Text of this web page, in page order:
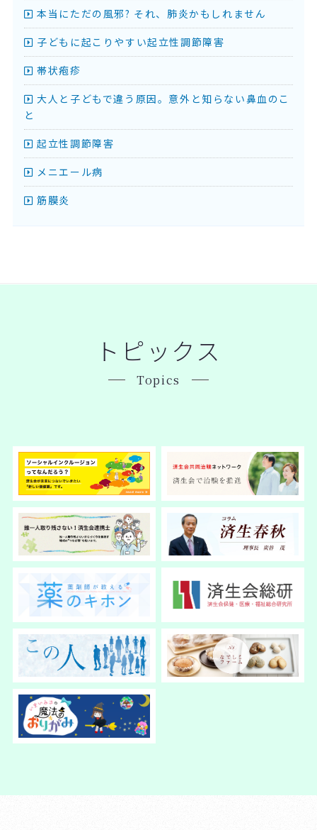
本当にただの風邪? それ、肺炎かもしれません
子どもに起こりやすい起立性調節障害
帯状疱疹
大人と子どもで違う原因。意外と知らない鼻血のこ
と
起立性調節障害
メニエール病
筋膜炎
トピックス
Topics